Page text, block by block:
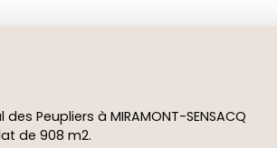
Peupliers à MIRAMONT-SENSACQ
de 908 m2.